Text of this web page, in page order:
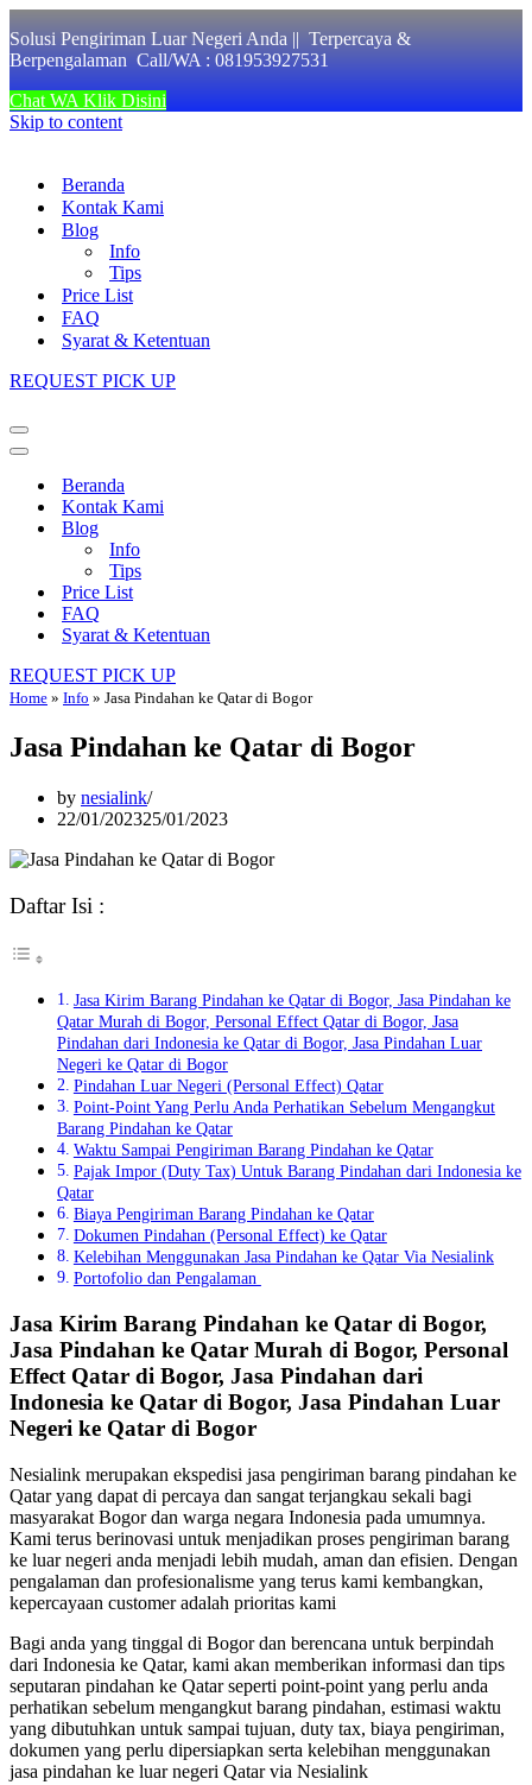
Solusi Pengiriman Luar Negeri Anda || Terpercaya &
Berpengalaman Call/WA : 081953927531
Chat WA Klik Disini
Skip to content
Beranda
Kontak Kami
Blog
Info
Tips
Price List
FAQ
Syarat & Ketentuan
REQUEST PICK UP
Navigation
Menu
Navigation
Beranda
Kontak Kami
Blog
Info
Tips
Price List
FAQ
Syarat & Ketentuan
REQUEST PICK UP
Home » Info » Jasa Pindahan ke Qatar di Bogor
Jasa Pindahan ke Qatar di Bogor
by nesialink
22/01/202325/01/2023
Daftar Isi :
Jasa Kirim Barang Pindahan ke Qatar di Bogor, Jasa Pindahan ke
Qatar Murah di Bogor, Personal Effect Qatar di Bogor, Jasa
Pindahan dari Indonesia ke Qatar di Bogor, Jasa Pindahan Luar
Negeri ke Qatar di Bogor
Pindahan Luar Negeri (Personal Effect) Qatar
Point-Point Yang Perlu Anda Perhatikan Sebelum Mengangkut
Barang Pindahan ke Qatar
Waktu Sampai Pengiriman Barang Pindahan ke Qatar
Pajak Impor (Duty Tax) Untuk Barang Pindahan dari Indonesia ke
Qatar
Biaya Pengiriman Barang Pindahan ke Qatar
Dokumen Pindahan (Personal Effect) ke Qatar
Kelebihan Menggunakan Jasa Pindahan ke Qatar Via Nesialink
Portofolio dan Pengalaman
Jasa Kirim Barang Pindahan ke Qatar di Bogor,
Jasa Pindahan ke Qatar Murah di Bogor, Personal
Effect Qatar di Bogor, Jasa Pindahan dari
Indonesia ke Qatar di Bogor, Jasa Pindahan Luar
Negeri ke Qatar di Bogor
Nesialink merupakan ekspedisi jasa pengiriman barang pindahan ke
Qatar yang dapat di percaya dan sangat terjangkau sekali bagi
masyarakat Bogor dan warga negara Indonesia pada umumnya.
Kami terus berinovasi untuk menjadikan proses pengiriman barang
ke luar negeri anda menjadi lebih mudah, aman dan efisien. Dengan
pengalaman dan profesionalisme yang terus kami kembangkan,
kepercayaan customer adalah prioritas kami
Bagi anda yang tinggal di Bogor dan berencana untuk berpindah
dari Indonesia ke Qatar, kami akan memberikan informasi dan tips
seputaran pindahan ke Qatar seperti point-point yang perlu anda
perhatikan sebelum mengangkut barang pindahan, estimasi waktu
yang dibutuhkan untuk sampai tujuan, duty tax, biaya pengiriman,
dokumen yang perlu dipersiapkan serta kelebihan menggunakan
jasa pindahan ke luar negeri Qatar via Nesialink